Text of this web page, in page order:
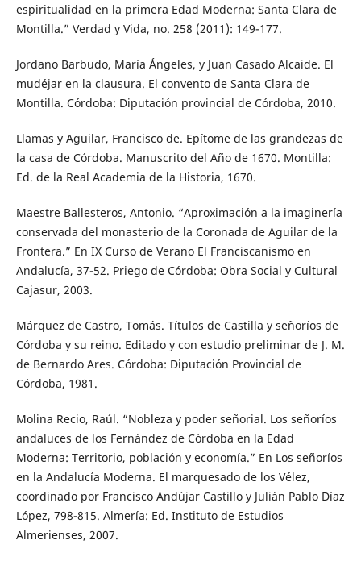
espiritualidad en la primera Edad Moderna: Santa Clara de
Montilla.” Verdad y Vida, no. 258 (2011): 149-177.
Jordano Barbudo, María Ángeles, y Juan Casado Alcaide. El
mudéjar en la clausura. El convento de Santa Clara de
Montilla. Córdoba: Diputación provincial de Córdoba, 2010.
Llamas y Aguilar, Francisco de. Epítome de las grandezas de
la casa de Córdoba. Manuscrito del Año de 1670. Montilla:
Ed. de la Real Academia de la Historia, 1670.
Maestre Ballesteros, Antonio. “Aproximación a la imaginería
conservada del monasterio de la Coronada de Aguilar de la
Frontera.” En IX Curso de Verano El Franciscanismo en
Andalucía, 37-52. Priego de Córdoba: Obra Social y Cultural
Cajasur, 2003.
Márquez de Castro, Tomás. Títulos de Castilla y señoríos de
Córdoba y su reino. Editado y con estudio preliminar de J. M.
de Bernardo Ares. Córdoba: Diputación Provincial de
Córdoba, 1981.
Molina Recio, Raúl. “Nobleza y poder señorial. Los señoríos
andaluces de los Fernández de Córdoba en la Edad
Moderna: Territorio, población y economía.” En Los señoríos
en la Andalucía Moderna. El marquesado de los Vélez,
coordinado por Francisco Andújar Castillo y Julián Pablo Díaz
López, 798-815. Almería: Ed. Instituto de Estudios
Almerienses, 2007.